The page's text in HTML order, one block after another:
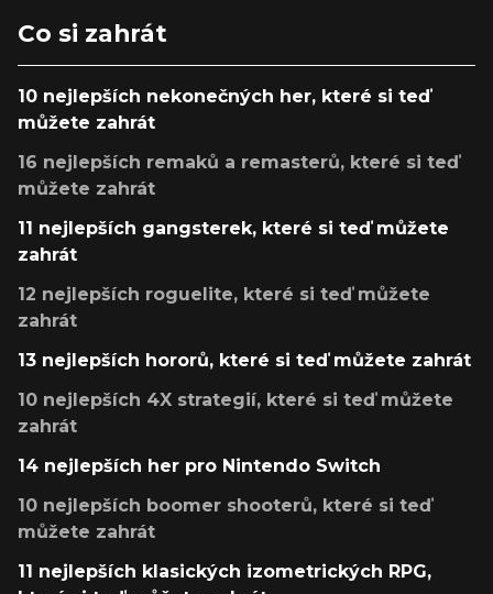
Co si zahrát
10 nejlepších nekonečných her, které si teď
můžete zahrát
16 nejlepších remaků a remasterů, které si teď
můžete zahrát
11 nejlepších gangsterek, které si teď můžete
zahrát
12 nejlepších roguelite, které si teď můžete
zahrát
13 nejlepších hororů, které si teď můžete zahrát
10 nejlepších 4X strategií, které si teď můžete
zahrát
14 nejlepších her pro Nintendo Switch
10 nejlepších boomer shooterů, které si teď
můžete zahrát
11 nejlepších klasických izometrických RPG,